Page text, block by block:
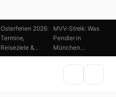
Osterferien 2026:
Termine,
Reiseziele &…
MVV-Streik: Was
Pendler in
München…